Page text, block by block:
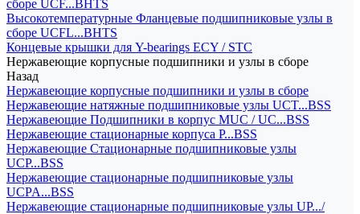
сборе UCF...BHTS
Высокотемпературные Фланцевые подшипниковые узлы в
сборе UCFL...BHTS
Концевые крышки для Y-bearings ECY / STC
Нержавеющие корпусные подшипники и узлы в сборе
Назад
Нержавеющие корпусные подшипники и узлы в сборе
Нержавеющие натяжные подшипниковые узлы UCT...BSS
Нержавеющие Подшипники в корпус MUC / UC...BSS
Нержавеющие стационарные корпуса P...BSS
Нержавеющие Стационарные подшипниковые узлы
UCP...BSS
Нержавеющие стационарные подшипниковые узлы
UCPA...BSS
Нержавеющие стационарные подшипниковые узлы UP.../